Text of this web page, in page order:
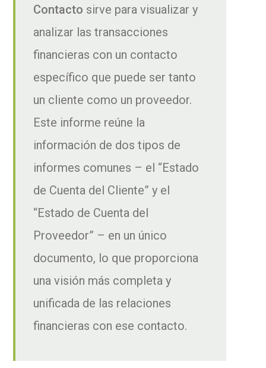
Contacto sirve para visualizar y
analizar las transacciones
financieras con un contacto
específico que puede ser tanto
un cliente como un proveedor.
Este informe reúne la
información de dos tipos de
informes comunes – el “Estado
de Cuenta del Cliente” y el
“Estado de Cuenta del
Proveedor” – en un único
documento, lo que proporciona
una visión más completa y
unificada de las relaciones
financieras con ese contacto.